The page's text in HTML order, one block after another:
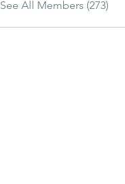
See All Members (273)